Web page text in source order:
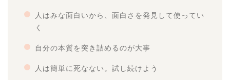
人はみな面白いから、面白さを発見して使ってい
く
自分の本質を突き詰めるのが大事
人は簡単に死なない。試し続けよう